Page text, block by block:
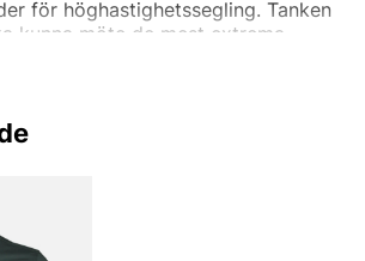
för höghastighetssegling. Tanken
kunna möte de mest extrema
både till sjöss och land.
Factory Outlet
hoodies, sweatshirts, t-shirts eller
Du finner även shorts och byxor samt
av funktioner och modeller.